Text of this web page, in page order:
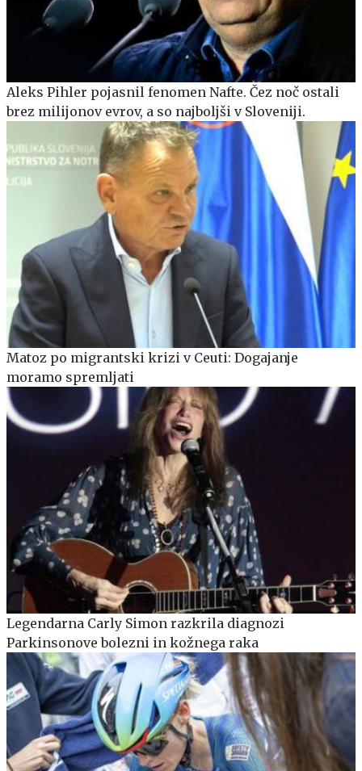
Aleks Pihler pojasnil fenomen Nafte. Čez noč ostali
brez milijonov evrov, a so najboljši v Sloveniji.
Matoz po migrantski krizi v Ceuti: Dogajanje
moramo spremljati
Legendarna Carly Simon razkrila diagnozi
Parkinsonove bolezni in kožnega raka